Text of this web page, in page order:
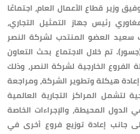
وزير قطاع الأعمال العام، اجتماعًا
رئيس جهاز التمثيل التجاري،
العضو المنتدب لشركة النصر
تم خلال الاجتماع بحث التعاون
الخارجية لشركة النصر، وذلك
هيكلة وتطوير الشركة، ومراجعة
لتشمل المراكز التجارية العالمية
الدول المحيطة، والإجراءات الخاصة
جانب إعادة توزيع فروع أخرى في